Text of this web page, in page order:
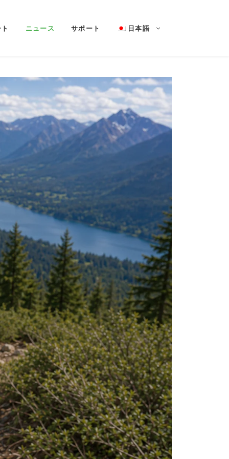
ニュース サポート 日本語